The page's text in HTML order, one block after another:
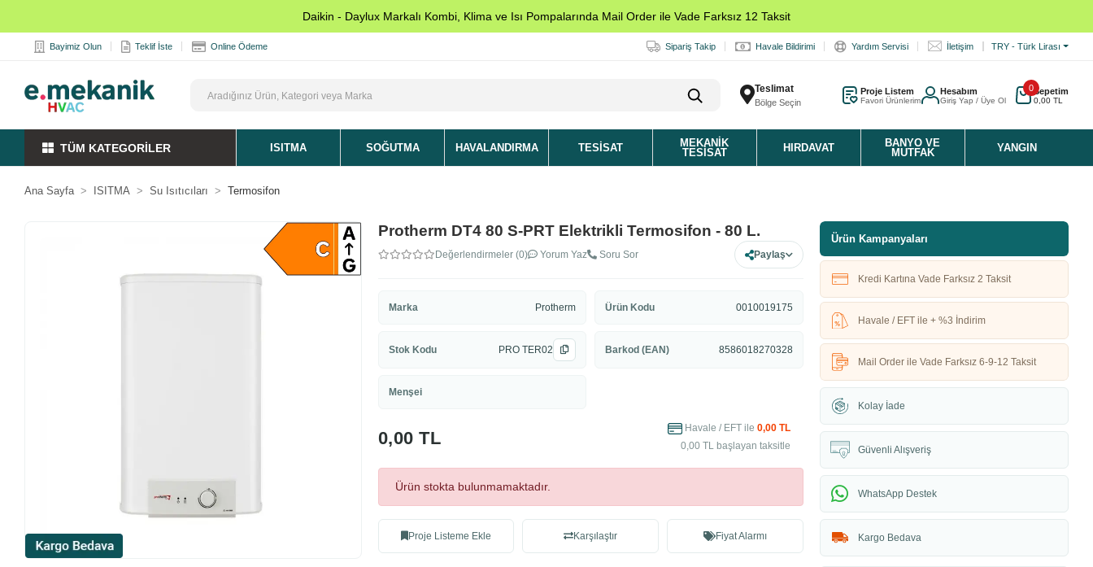
Daikin - Daylux Markalı Kombi, Klima ve Isı Pompalarında Mail Order ile Vade Farksız 12 Taksit
Bayimiz Olun Teklif İste Online Ödeme Sipariş Takip Havale Bildirimi Yardım Servisi İletişim TRY - Türk Lirası
Teslimat
Bölge Seçin
Proje Listem
Favori Ürünlerim
Hesabım
Giriş Yap / Üye Ol
0Sepetim
0,00 TL
TÜM KATEGORİLER ISITMA SOĞUTMA HAVALANDIRMA TESISAT
MEKANIK
TESISAT
HIRDAVAT
BANYO VE
MUTFAK
YANGIN
Ana Sayfa ISITMA Su Isıtıcıları Termosifon
Protherm DT4 80 S-PRT Elektrikli Termosifon - 80 L.
Değerlendirmeler (0) Yorum Yaz Soru Sor Paylaş
Marka Protherm Ürün Kodu 0010019175
Stok Kodu PRO TER02 Barkod (EAN) 8586018270328
Menşei
0,00 TL Havale / EFT ile 0,00 TL
0,00 TL başlayan taksitle
Ürün stokta bulunmamaktadır.
Proje Listeme Ekle Karşılaştır Fiyat Alarmı
Ürün Kampanyaları
Kredi Kartına Vade Farksız 2 Taksit
Havale / EFT ile + %3 İndirim
Mail Order ile Vade Farksız 6-9-12 Taksit
Kolay İade
Güvenli Alışveriş
WhatsApp Destek
Kargo Bedava